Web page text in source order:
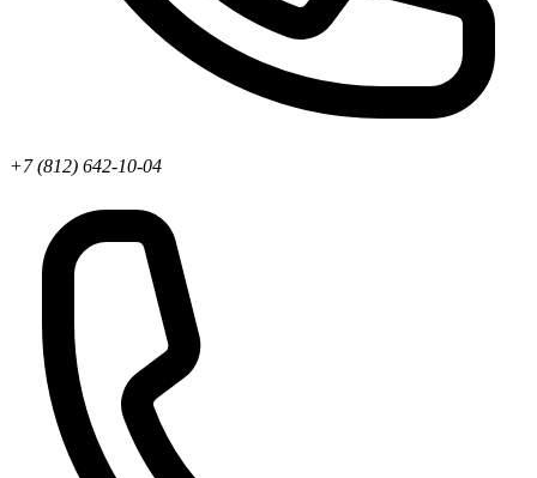
+7 (812) 642-10-04